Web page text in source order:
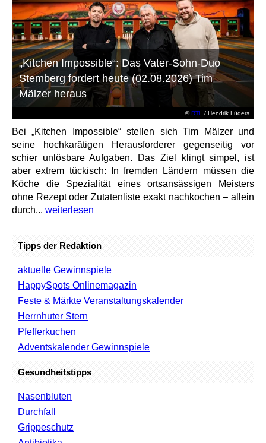
©RTL / Hendrik Lüders
„Kitchen Impossible“: Das Vater-Sohn-Duo
Stemberg fordert heute (02.08.2026) Tim
Mälzer heraus
Bei „Kitchen Impossible“ stellen sich Tim Mälzer und
seine hochkarätigen Herausforderer gegenseitig vor
schier unlösbare Aufgaben. Das Ziel klingt simpel, ist
aber extrem tückisch: In fremden Ländern müssen die
Köche die Spezialität eines ortsansässigen Meisters
ohne Rezept oder Zutatenliste exakt nachkochen – allein
durch... weiterlesen
Tipps der Redaktion
aktuelle Gewinnspiele
HappySpots Onlinemagazin
Feste & Märkte Veranstaltungskalender
Herrnhuter Stern
Pfefferkuchen
Adventskalender Gewinnspiele
Gesundheitstipps
Nasenbluten
Durchfall
Grippeschutz